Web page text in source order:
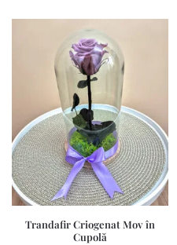
Trandafir Criogenat Mov în
Cupolă